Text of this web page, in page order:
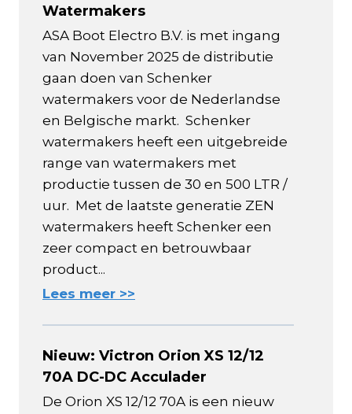
Watermakers
ASA Boot Electro B.V. is met ingang
van November 2025 de distributie
gaan doen van Schenker
watermakers voor de Nederlandse
en Belgische markt. Schenker
watermakers heeft een uitgebreide
range van watermakers met
productie tussen de 30 en 500 LTR /
uur. Met de laatste generatie ZEN
watermakers heeft Schenker een
zeer compact en betrouwbaar
product...
Lees meer >>
Nieuw: Victron Orion XS 12/12
70A DC-DC Acculader
De Orion XS 12/12 70A is een nieuw